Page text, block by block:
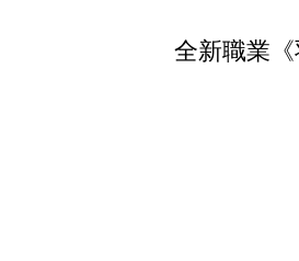
全新職業